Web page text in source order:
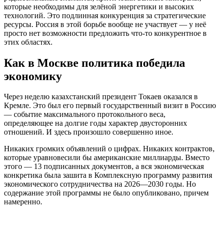
которые необходимы для зелёной энергетики и высоких
технологий. Это подлинная конкуренция за стратегические
ресурсы. Россия в этой борьбе вообще не участвует — у неё
просто нет возможности предложить что-то конкурентное в
этих областях.
Как в Москве политика победила
экономику
Через неделю казахстанский президент Токаев оказался в
Кремле. Это был его первый государственный визит в Россию
— событие максимального протокольного веса,
определяющее на долгие годы характер двусторонних
отношений. И здесь произошло совершенно иное.
Никаких громких объявлений о цифрах. Никаких контрактов,
которые уравновесили бы американские миллиарды. Вместо
этого — 13 подписанных документов, а вся экономическая
конкретика была зашита в Комплексную программу развития
экономического сотрудничества на 2026—2030 годы. Но
содержание этой программы не было опубликовано, причем
намеренно.